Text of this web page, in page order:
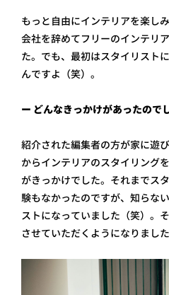
もっと自由にインテリアを楽し
会社を辞めてフリーのインテリ
た。でも、最初はスタイリスト
んですよ（笑）。
ー どんなきっかけがあったので
紹介された編集者の方が家に遊
からインテリアのスタイリング
がきっかけでした。それまでス
験もなかったのですが、知らな
ストになっていました（笑）。
させていただくようになりました